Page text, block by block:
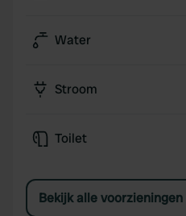
Water
Stroom
Toilet
Bekijk alle voorzieningen